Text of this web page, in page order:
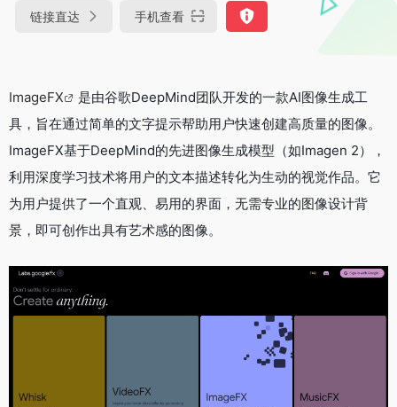
链接直达 手机查看
ImageFX
是由谷歌DeepMind团队开发的一款AI图像生成工
具，旨在通过简单的文字提示帮助用户快速创建高质量的图像。
ImageFX基于DeepMind的先进图像生成模型（如Imagen 2），
利用深度学习技术将用户的文本描述转化为生动的视觉作品。它
为用户提供了一个直观、易用的界面，无需专业的图像设计背
景，即可创作出具有艺术感的图像。